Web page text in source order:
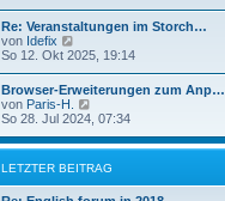
e
i
s
e
r
B
i
t
r
a
g
Re: Veranstaltungen im Storch…
von Idefix
e
s
t
e
r
B
e
i
t
So 12. Okt 2025, 19:14
Browser-Erweiterungen zum Anp…
von Paris-H.
e
e
t
e
So 28. Jul 2024, 07:34
LETZTER BEITRAG